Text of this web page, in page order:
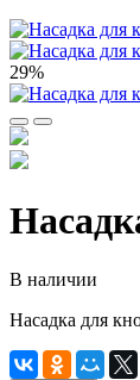
29%
В наличии
Насадка для